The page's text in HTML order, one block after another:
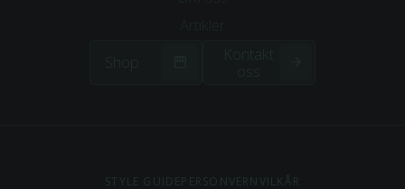
Kontakt
STYLE GUIDEPERSONVERN VILKÅR